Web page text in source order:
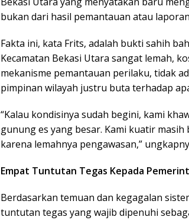
bukan dari hasil pemantauan atau
Fakta ini, kata Frits, adalah bukti sahih
Kecamatan Bekasi Utara sangat lemah,
mekanisme pemantauan perilaku, tidak
pimpinan wilayah justru buta terhadap
“Kalau kondisinya sudah begini, kami
gunung es yang besar. Kami kuatir
karena lemahnya pengawasan,”
Empat Tuntutan Tegas Kepada
Berdasarkan temuan dan kegagalan
tuntutan tegas yang wajib dipenuhi